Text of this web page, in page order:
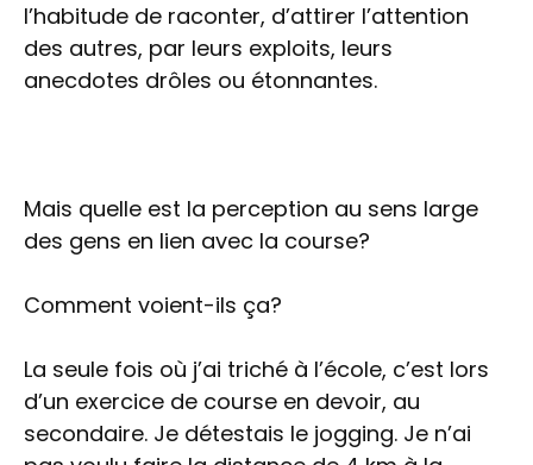
l’habitude de raconter, d’attirer l’attention
des autres, par leurs exploits, leurs
anecdotes drôles ou étonnantes.
Mais quelle est la perception au sens large
des gens en lien avec la course?
Comment voient-ils ça?
La seule fois où j’ai triché à l’école, c’est lors
d’un exercice de course en devoir, au
secondaire. Je détestais le jogging. Je n’ai